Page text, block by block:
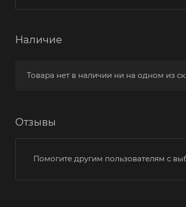
Наличие
Товара нет в наличии ни на одном из
Отзывы
Помогите другим пользователям с